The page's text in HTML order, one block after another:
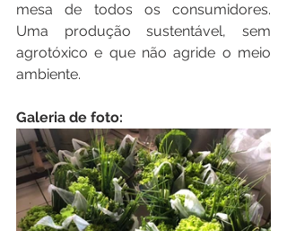
mesa de todos os consumidores.
Uma produção sustentável, sem
agrotóxico e que não agride o meio
ambiente.
Galeria de foto: